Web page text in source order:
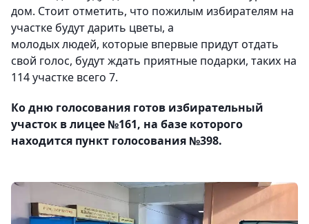
дом. Стоит отметить, что пожилым избирателям на
участке будут дарить цветы, а
молодых людей, которые впервые придут отдать
свой голос, будут ждать приятные подарки, таких на
114 участке всего 7.
Ко дню голосования готов избирательный
участок в лицее №161, на базе которого
находится пункт голосования №398.